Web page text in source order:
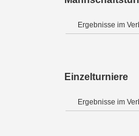
Ergebnisse im
Einzelturniere
Ergebnisse im